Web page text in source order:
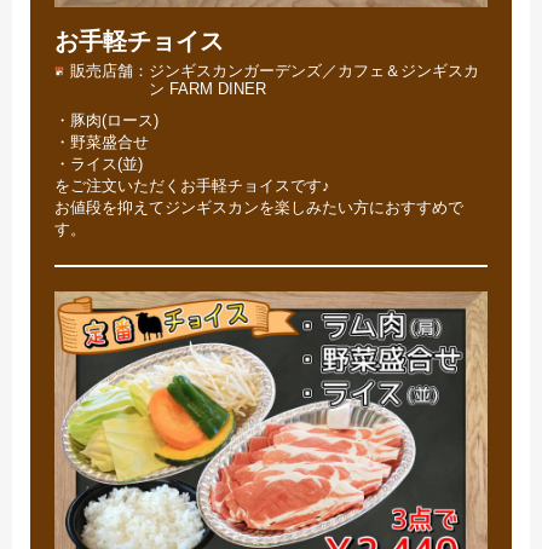
お手軽チョイス
販売店舗
ジンギスカンガーデンズ／カフェ＆ジンギスカ
ン FARM DINER
・豚肉(ロース)
・野菜盛合せ
・ライス(並)
をご注文いただくお手軽チョイスです♪
お値段を抑えてジンギスカンを楽しみたい方におすすめで
す。